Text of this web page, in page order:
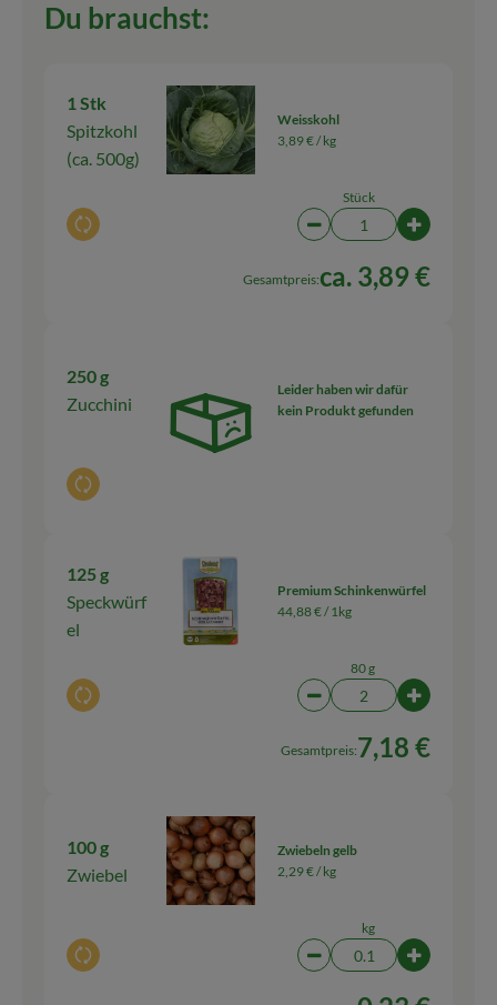
Du brauchst:
1 Stk
Spitzkohl
(ca. 500g)
Auswahl ändern
Weisskohl
3,89 € /kg
Stück
Artikelanzahl
Gesamtpreis:ca. 3,89 €
250 g
Zucchini
Auswahl ändern
Leider haben wir dafür
kein Produkt gefunden
125 g
Speckwürf
el
Auswahl ändern
Premium Schinkenwürfel
44,88 € /1kg
80 g
Artikelanzahl
Gesamtpreis:7,18 €
100 g
Zwiebel
Auswahl ändern
Zwiebeln gelb
2,29 € /kg
kg
Artikelanzahl